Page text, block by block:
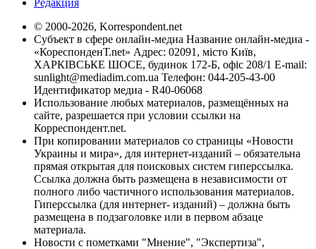
© 2000-2026, Korrespondent.net
Субъект в сфере онлайн-медиа Название онлайн-медиа -
«КореспонденТ.net» Адрес: 02091, місто Київ,
ХАРКІВСЬКЕ ШОСЕ, будинок 172-Б, офіс 208/1 E-mail:
sunlight@mediadim.com.ua Телефон: 044-205-43-00
Идентификатор медиа - R40-06068
Использование любых материалов, размещённых на
сайте, разрешается при условии ссылки на
Корреспондент.net.
При копировании материалов со страницы «Новости
Украины и мира», для интернет-изданий – обязательна
прямая открытая для поисковых систем гиперссылка.
Ссылка должна быть размещена в независимости от
полного либо частичного использования материалов.
Гиперссылка (для интернет- изданий) – должна быть
размещена в подзаголовке или в первом абзаце
материала.
Новости с пометками "Мнение", "Экспертиза",